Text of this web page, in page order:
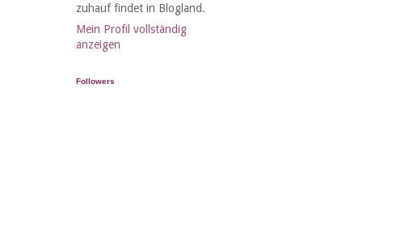
zuhauf findet in Blogland.
Mein Profil vollständig
anzeigen
Followers